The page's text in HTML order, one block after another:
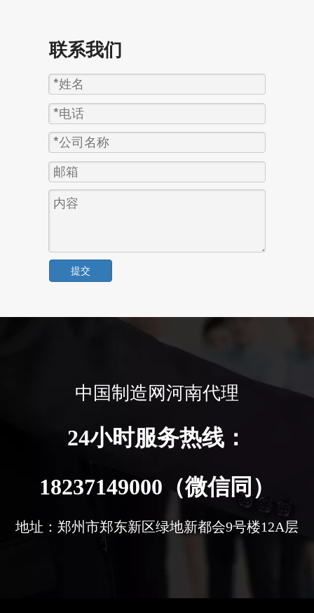
联系我们
提交
中国制造网河南代理
24小时服务热线：
18237149000（微信同）
地址：郑州市郑东新区绿地新都会9号楼12A层